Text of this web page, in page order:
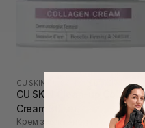
CU SKIN
CU SKIN Clean-up Collagen
Cream 30 мл
Крем з колагеном проти